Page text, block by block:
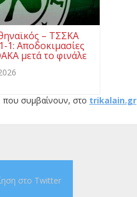
– ΤΣΣΚΑ
1: Αποδοκιμασίες
μετά το φινάλε
που συμβαίνουν, στο trikalain.gr
στο Twitter